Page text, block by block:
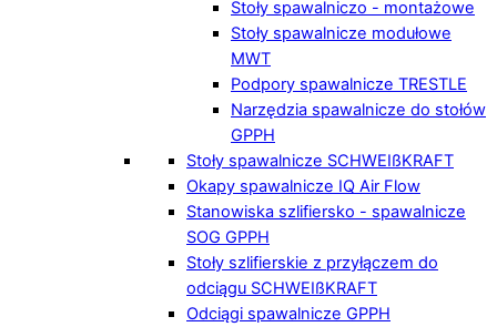
Stoły spawalniczo - montażowe
Stoły spawalnicze modułowe
MWT
Podpory spawalnicze TRESTLE
Narzędzia spawalnicze do stołów
GPPH
Stoły spawalnicze SCHWEIßKRAFT
Okapy spawalnicze IQ Air Flow
Stanowiska szlifiersko - spawalnicze
SOG GPPH
Stoły szlifierskie z przyłączem do
odciągu SCHWEIßKRAFT
Odciągi spawalnicze GPPH